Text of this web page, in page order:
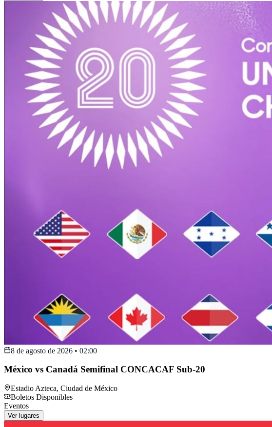
8 de agosto de 2026 • 02:00
México vs Canadá Semifinal CONCACAF Sub-20
Estadio Azteca, Ciudad de México
Boletos Disponibles
Eventos
Ver lugares